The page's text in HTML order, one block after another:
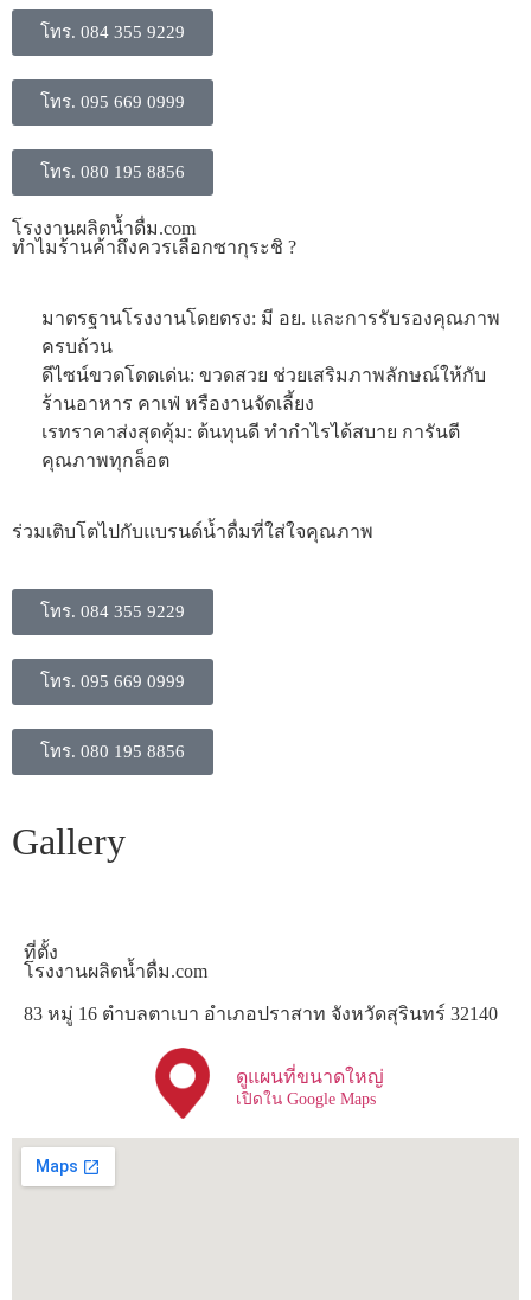
โทร. 084 355 9229
โทร. 095 669 0999
โทร. 080 195 8856
โรงงานผลิตน้ำดื่ม.com
ทำไมร้านค้าถึงควรเลือกซากุระชิ ?
มาตรฐานโรงงานโดยตรง: มี อย. และการรับรองคุณภาพ
ครบถ้วน
ดีไซน์ขวดโดดเด่น: ขวดสวย ช่วยเสริมภาพลักษณ์ให้กับ
ร้านอาหาร คาเฟ่ หรืองานจัดเลี้ยง
​เรทราคาส่งสุดคุ้ม: ต้นทุนดี ทำกำไรได้สบาย การันตี
คุณภาพทุกล็อต
​ร่วมเติบโตไปกับแบรนด์น้ำดื่มที่ใส่ใจคุณภาพ
โทร. 084 355 9229
โทร. 095 669 0999
โทร. 080 195 8856
Gallery
ที่ตั้ง
โรงงานผลิตน้ำดื่ม.com
83 หมู่ 16 ตำบลตาเบา อำเภอปราสาท จังหวัดสุรินทร์ 32140
ดูแผนที่ขนาดใหญ่
เปิดใน Google Maps